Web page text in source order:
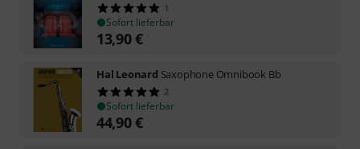
1
Sofort lieferbar
13,90€
Hal Leonard Saxophone Omnibook Bb
2
Sofort lieferbar
44,90€